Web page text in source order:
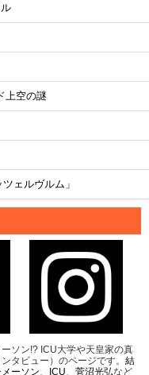
上空の謎
ェルヴルム」
ソン!? ICU大学や天皇家の真
タビュー）のページです。 結
ーソン ICU 菅沼光弘など